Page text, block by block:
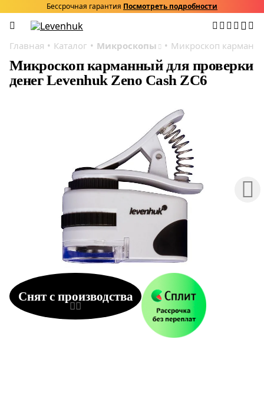
Бессрочная гарантия Посмотреть подробности
Главная Каталог Микроскопы Микроскоп
Микроскоп карманный для проверки
денег Levenhuk Zeno Cash ZC6
Снят с производства